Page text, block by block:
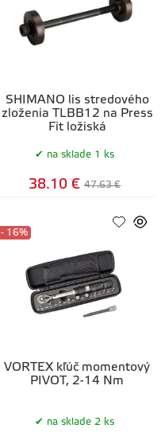
SHIMANO lis stredového
zloženia TLBB12 na Press
Fit ložiská
na sklade 1 ks
38.10 € 47.63 €
VORTEX kľúč momentový
PIVOT, 2-14 Nm
- 16%
na sklade 2 ks